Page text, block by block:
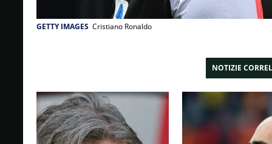
GETTY IMAGES Cristiano Ronaldo
NOTIZIE